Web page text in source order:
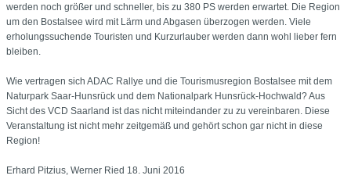
werden noch größer und schneller, bis zu 380 PS werden erwartet. Die Region
um den Bostalsee wird mit Lärm und Abgasen überzogen werden. Viele
erholungssuchende Touristen und Kurzurlauber werden dann wohl lieber fern
bleiben.
Wie vertragen sich ADAC Rallye und die Tourismusregion Bostalsee mit dem
Naturpark Saar-Hunsrück und dem Nationalpark Hunsrück-Hochwald? Aus
Sicht des VCD Saarland ist das nicht miteindander zu zu vereinbaren. Diese
Veranstaltung ist nicht mehr zeitgemäß und gehört schon gar nicht in diese
Region!
Erhard Pitzius, Werner Ried 18. Juni 2016